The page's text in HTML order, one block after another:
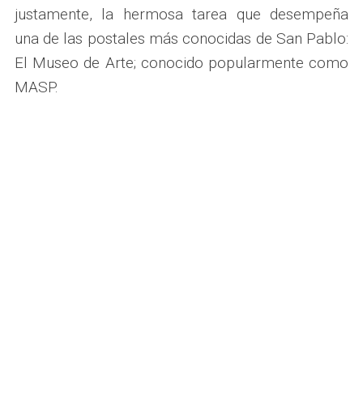
justamente, la hermosa tarea que desempeña
una de las postales más conocidas de San Pablo:
El Museo de Arte; conocido popularmente como
MASP.